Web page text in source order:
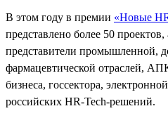
В этом году в премии «Новые
представлено более 50
представители промышленной,
фармацевтической отраслей,
бизнеса, госсектора,
российских HR-Tech-решений.